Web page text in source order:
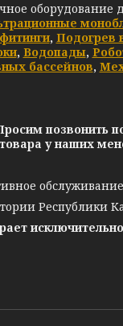
оборудование
, Подогрев
, Водопады,
бассейнов,
позвонить
у наших
Республики